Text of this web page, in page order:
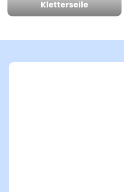
Kletterseile